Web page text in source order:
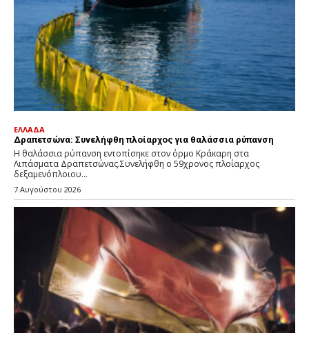
ΕΛΛΑΔΑ
Δραπετσώνα: Συνελήφθη πλοίαρχος για θαλάσσια ρύπανση
Η θαλάσσια ρύπανση εντοπίσηκε στον όρμο Κράκαρη στα
Λιπάσματα Δραπετσώνας.Συνελήφθη ο 59χρονος πλοίαρχος
δεξαμενόπλοιου...
7 Αυγούστου 2026